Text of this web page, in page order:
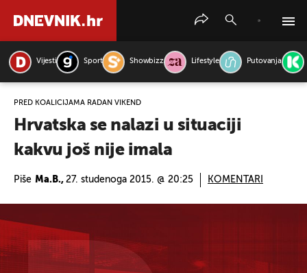
Vijesti Sport Showbizz Lifestyle Putovanja
PRED KOALICIJAMA RADAN VIKEND
Hrvatska se nalazi u situaciji
kakvu još nije imala
Piše Ma.B., 27. studenoga 2015. @ 20:25 KOMENTARI
PRETRAŽITE VIJESTI